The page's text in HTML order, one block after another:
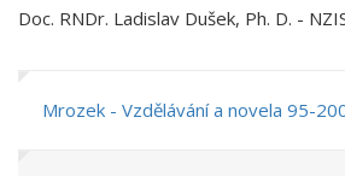
Doc. RNDr. Ladislav Dušek, Ph. D. -
Mrozek - Vzdělávání a novela 95-